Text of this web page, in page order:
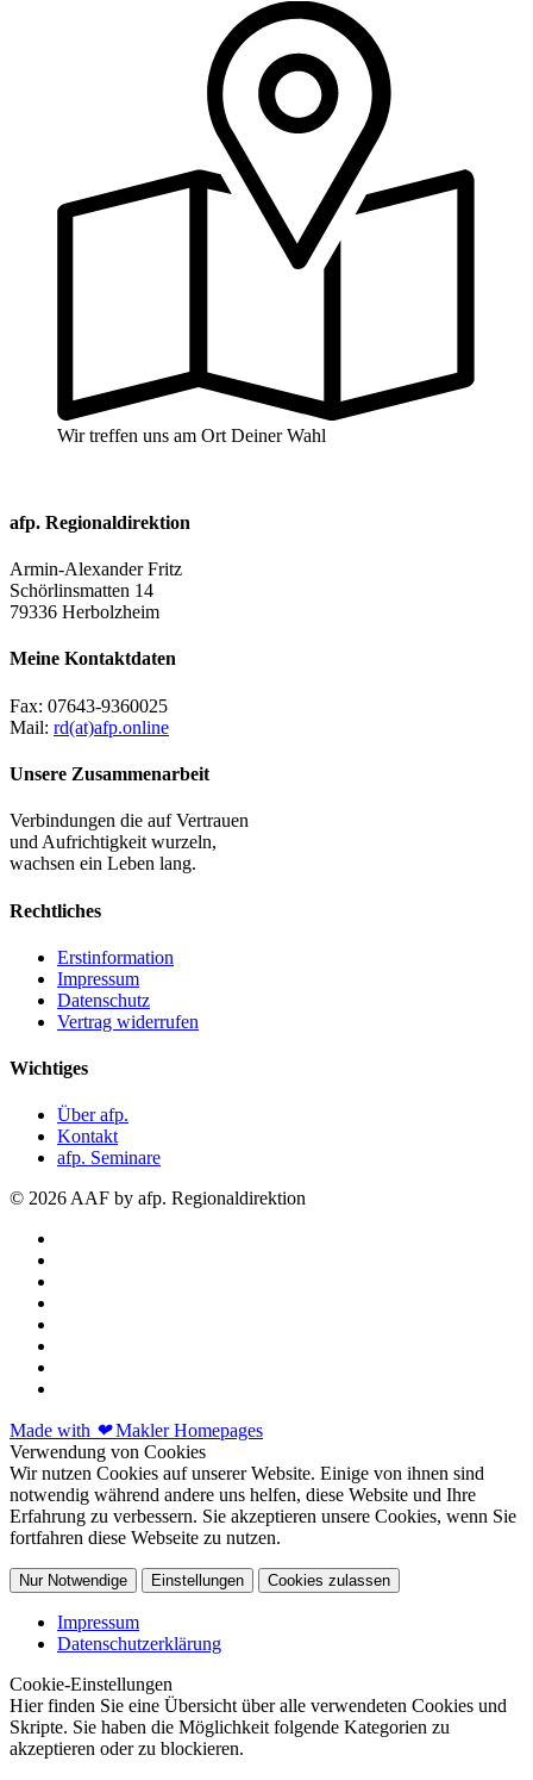
Wir treffen uns am Ort Deiner Wahl
afp. Regionaldirektion
Armin-Alexander Fritz
Schörlinsmatten 14
79336 Herbolzheim
Meine Kontaktdaten
Fax: 07643-9360025
Mail: rd(at)afp.online
Unsere Zusammenarbeit
Verbindungen die auf Vertrauen
und Aufrichtigkeit wurzeln,
wachsen ein Leben lang.
Rechtliches
Erstinformation
Impressum
Datenschutz
Vertrag widerrufen
Wichtiges
Über afp.
Kontakt
afp. Seminare
© 2026 AAF by afp. Regionaldirektion
Made with ❤Makler Homepages
Verwendung von Cookies
Wir nutzen Cookies auf unserer Website. Einige von ihnen sind
notwendig während andere uns helfen, diese Website und Ihre
Erfahrung zu verbessern. Sie akzeptieren unsere Cookies, wenn Sie
fortfahren diese Webseite zu nutzen.
Nur Notwendige Einstellungen Cookies zulassen
Impressum
Datenschutzerklärung
Cookie-Einstellungen
Hier finden Sie eine Übersicht über alle verwendeten Cookies und
Skripte. Sie haben die Möglichkeit folgende Kategorien zu
akzeptieren oder zu blockieren.